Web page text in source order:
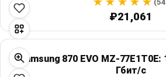
₽21,061
Samsung 870 EVO MZ-77E1T0E:
Гбит/с